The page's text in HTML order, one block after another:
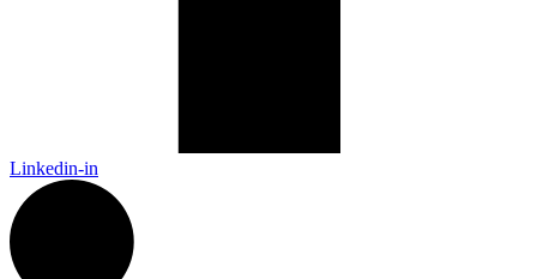
Linkedin-in